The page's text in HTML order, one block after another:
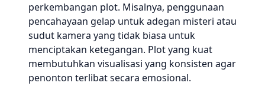
perkembangan plot. Misalnya, penggunaan
pencahayaan gelap untuk adegan misteri atau
sudut kamera yang tidak biasa untuk
menciptakan ketegangan. Plot yang kuat
membutuhkan visualisasi yang konsisten agar
penonton terlibat secara emosional.